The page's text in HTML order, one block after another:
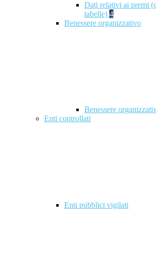
Dati relativi ai premi
tabelle) 4
Benessere organizzativo
Benessere
Enti controllati
Enti pubblici vigilati